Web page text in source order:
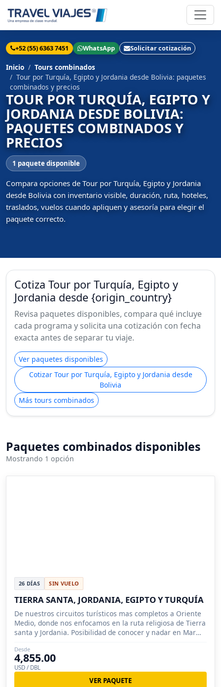
+52 (55) 6363 7451 WhatsApp Solicitar cotización
Inicio
Tours combinados
Tour por Turquía, Egipto y Jordania desde Bolivia: paquetes
combinados y precios
TOUR POR TURQUÍA, EGIPTO Y
JORDANIA DESDE BOLIVIA:
PAQUETES COMBINADOS Y
PRECIOS
1 paquete disponible
Compara opciones de Tour por Turquía, Egipto y Jordania
desde Bolivia con inventario visible, duración, ruta, hoteles,
traslados, vuelos cuando apliquen y asesoría para elegir el
paquete correcto.
Cotiza Tour por Turquía, Egipto y
Jordania desde {origin_country}
Revisa paquetes disponibles, compara qué incluye
cada programa y solicita una cotización con fecha
exacta antes de separar tu viaje.
Ver paquetes disponibles
Cotizar Tour por Turquía, Egipto y Jordania desde
Bolivia
Más tours combinados
Paquetes combinados disponibles
Mostrando 1 opción
26 DÍAS SIN VUELO
TIERRA SANTA, JORDANIA, EGIPTO Y TURQUÍA
De nuestros circuitos turísticos mas completos a Oriente
Medio, donde nos enfocamos en la ruta religiosa de Tierra
santa y Jordania. Posibilidad de conocer y nadar en Mar
Desde
4,855.00
USD / DBL
VER PAQUETE